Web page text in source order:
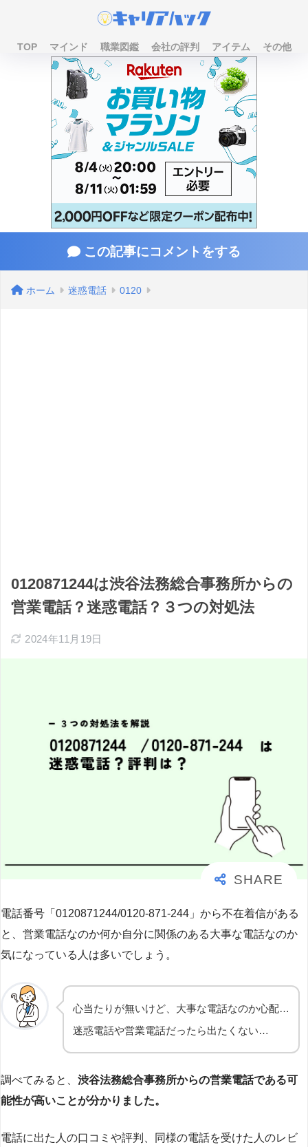
TOP マインド 職業図鑑 会社の評判 アイテム その他
この記事にコメントをする
ホーム 迷惑電話 0120
0120871244は渋谷法務総合事務所からの
営業電話？迷惑電話？３つの対処法
2024年11月19日
電話番号「0120871244/0120-871-244」から不在着信がある
と、営業電話なのか何か自分に関係のある大事な電話なのか
気になっている人は多いでしょう。
心当たりが無いけど、大事な電話なのか心配…
迷惑電話や営業電話だったら出たくない…
調べてみると、 渋谷法務総合事務所からの営業電話である可
能性が高いことが分かりました。
電話に出た人の口コミや評判、同様の電話を受けた人のレビ